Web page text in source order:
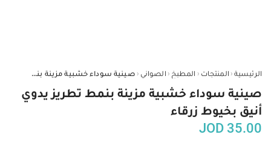
الرئيسية ‹ المنتجات ‹ المطبخ ‹ الصواني ‹ صينية سوداء خشبية مزينة بنمط تطريز يدوي أنيق بخيوط زرقاء
صينية سوداء خشبية مزينة بنمط تطريز يدوي
أنيق بخيوط زرقاء
JOD 35.00